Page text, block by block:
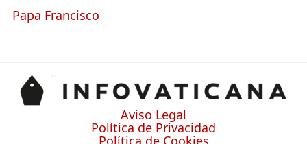
Papa Francisco
Aviso Legal
Política de Privacidad
Política de Cookies